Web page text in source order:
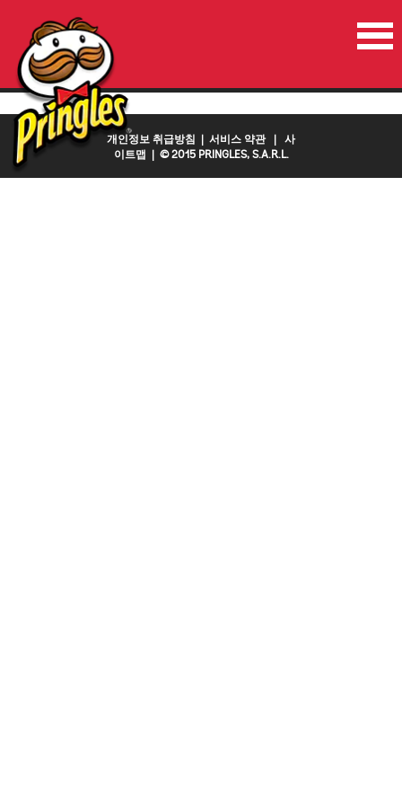
홈 진행중인이벤트 연락처 국가
개인정보 취급방침 서비스 약관
사
이트맵 | © 2015 PRINGLES, S.A.R.L.